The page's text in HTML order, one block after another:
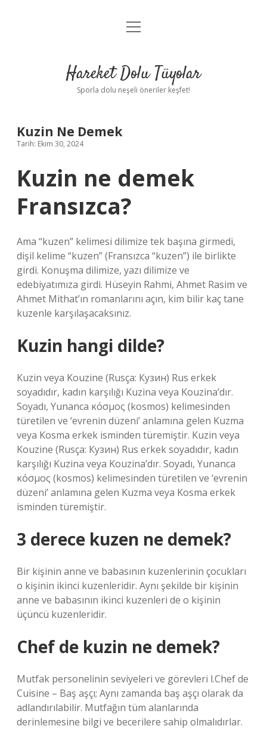
Anasayfa
Yasal Uyarı
menüyü
Hareket Dolu Tüyolar
Sporla dolu neşeli öneriler keşfet!
Kuzin Ne Demek
Tarih: Ekim 30, 2024
Kuzin ne demek
Fransızca?
Ama “kuzen” kelimesi dilimize tek başına girmedi,
dişil kelime “kuzen” (Fransızca “kuzen”) ile birlikte
girdi. Konuşma dilimize, yazı dilimize ve
edebiyatımıza girdi. Hüseyin Rahmi, Ahmet Rasim ve
Ahmet Mithat’ın romanlarını açın, kim bilir kaç tane
kuzenle karşılaşacaksınız.
Kuzin hangi dilde?
Kuzin veya Kouzine (Rusça: Кузин) Rus erkek
soyadıdır, kadın karşılığı Kuzina veya Kouzina’dır.
Soyadı, Yunanca κόσμος (kosmos) kelimesinden
türetilen ve ‘evrenin düzeni’ anlamına gelen Kuzma
veya Kosma erkek isminden türemiştir. Kuzin veya
Kouzine (Rusça: Кузин) Rus erkek soyadıdır, kadın
karşılığı Kuzina veya Kouzina’dır. Soyadı, Yunanca
κόσμος (kosmos) kelimesinden türetilen ve ‘evrenin
düzeni’ anlamına gelen Kuzma veya Kosma erkek
isminden türemiştir.
3 derece kuzen ne demek?
Bir kişinin anne ve babasının kuzenlerinin çocukları
o kişinin ikinci kuzenleridir. Aynı şekilde bir kişinin
anne ve babasının ikinci kuzenleri de o kişinin
üçüncü kuzenleridir.
Chef de kuzin ne demek?
Mutfak personelinin seviyeleri ve görevleri l.Chef de
Cuisine – Baş aşçı; Aynı zamanda baş aşçı olarak da
adlandırılabilir. Mutfağın tüm alanlarında
derinlemesine bilgi ve becerilere sahip olmalıdırlar.